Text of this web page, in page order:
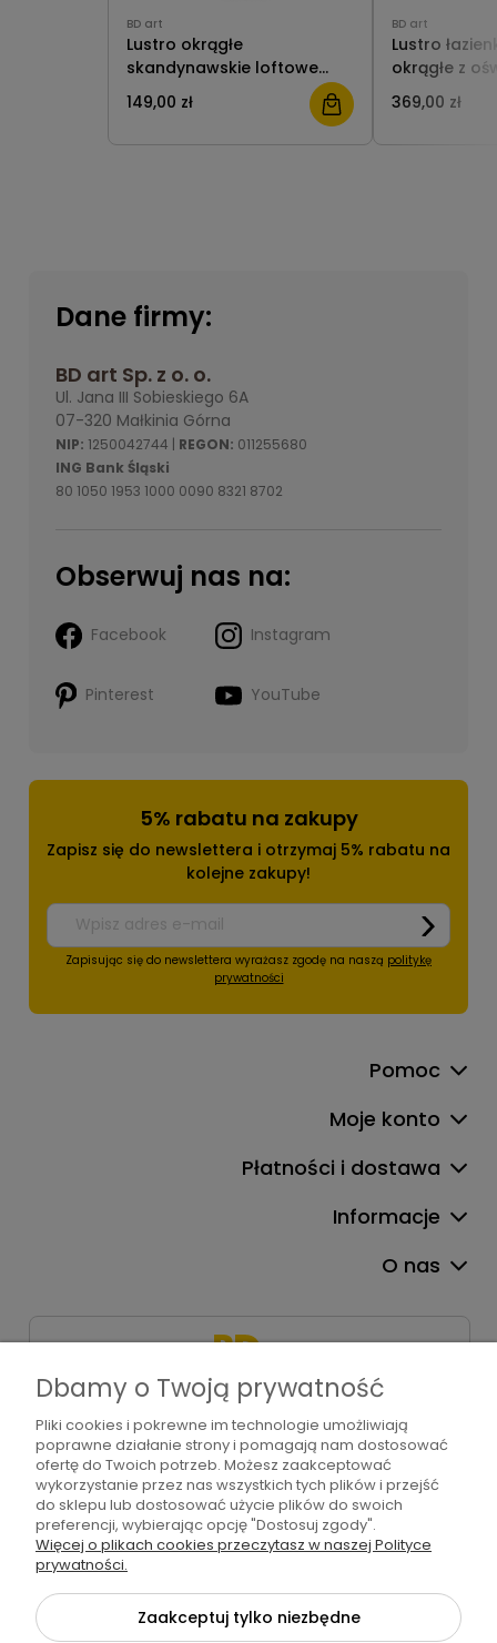
BD art
Lustro okrągłe
skandynawskie loftowe
drewniane 50 cm czarne BD
art
149,00 zł
BD art
Lustro
okrągłe z
369,00 zł
Dane firmy:
BD art Sp. z o. o.
Ul. Jana III Sobieskiego 6A
07-320 Małkinia Górna
NIP: 1250042744 | REGON: 011255680
ING Bank Śląski
80 1050 1953 1000 0090 8321 8702
Obserwuj nas na:
Facebook Instagram
Pinterest YouTube
5% rabatu na zakupy
Zapisz się do newslettera i otrzymaj 5% rabatu na
kolejne zakupy!
Zapisując się do newslettera wyrażasz zgodę na naszą politykę
prywatności
Pomoc
Moje konto
Płatności i dostawa
Informacje
O nas
+48 571 310 234
sklep@bdart.pl
©2026 Wszelkie Prawa Zastrzeżone | BD art
Szablon Flex byEcommercy
Dbamy o Twoją prywatność
Pliki cookies i pokrewne im technologie umożliwiają
poprawne działanie strony i pomagają nam dostosować
ofertę do Twoich potrzeb. Możesz zaakceptować
wykorzystanie przez nas wszystkich tych plików i przejść
do sklepu lub dostosować użycie plików do swoich
preferencji, wybierając opcję "Dostosuj zgody".
Więcej o plikach cookies przeczytasz w naszej Polityce
prywatności.
Zaakceptuj tylko niezbędne